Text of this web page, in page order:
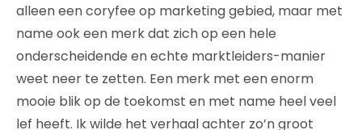
alleen een coryfee op marketing gebied, maar met
name ook een merk dat zich op een hele
onderscheidende en echte marktleiders-manier
weet neer te zetten. Een merk met een enorm
mooie blik op de toekomst en met name heel veel
lef heeft. Ik wilde het verhaal achter zo’n groot